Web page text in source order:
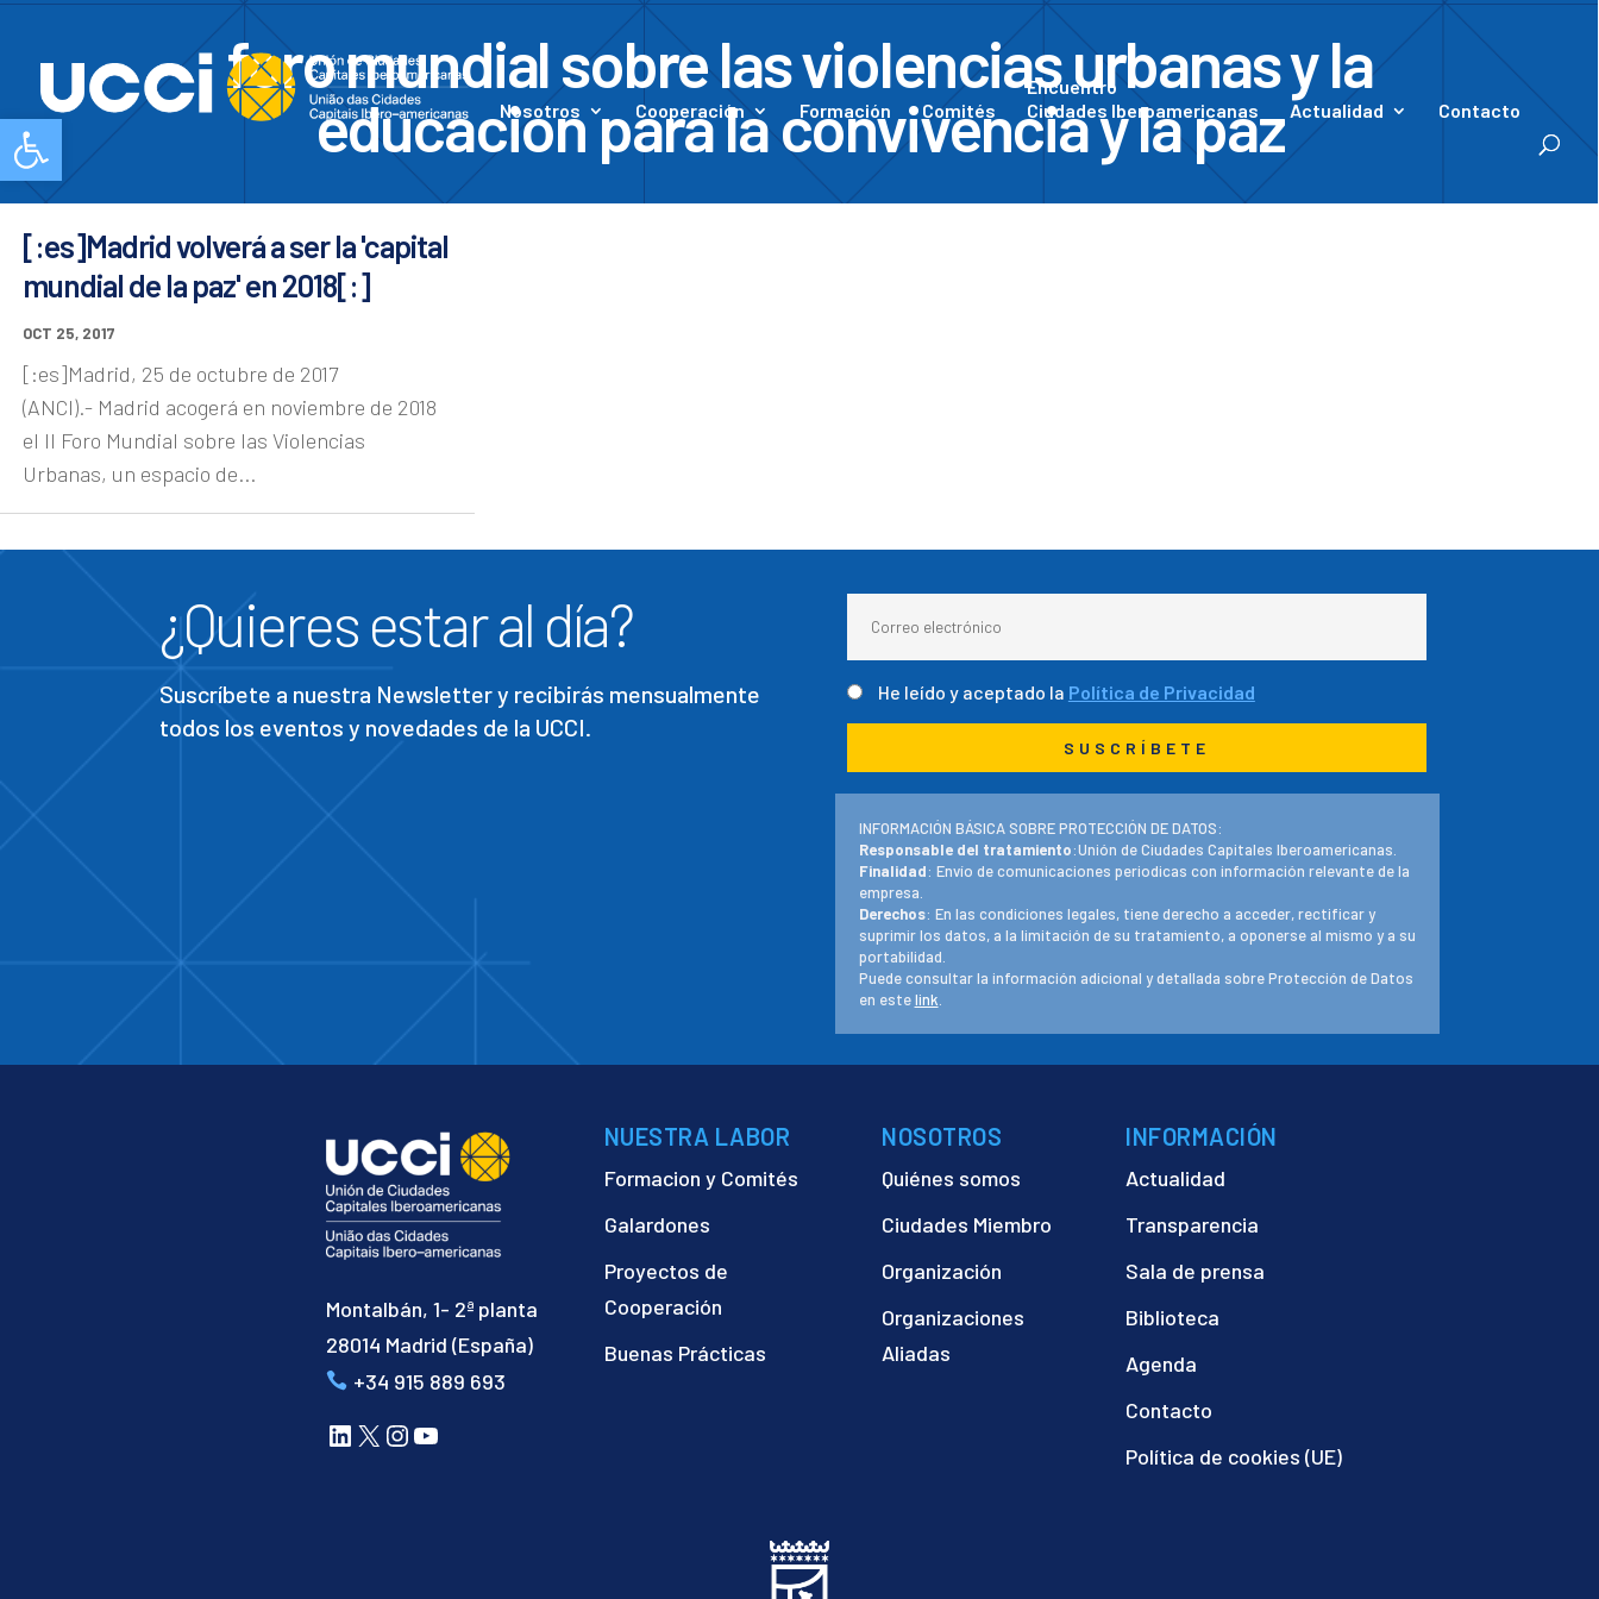
Abrir barra de herramientas Nosotros Cooperación Formación Comités
Encuentro
Ciudades Iberoamericanas
Actualidad Contacto
foro mundial sobre las violencias urbanas y la
educacion para la convivencia y la paz
[:es]Madrid volverá a ser la 'capital
mundial de la paz' en 2018[:]
OCT 25, 2017
[:es]Madrid, 25 de octubre de 2017
(ANCI).- Madrid acogerá en noviembre de 2018
el II Foro Mundial sobre las Violencias
Urbanas, un espacio de...
¿Quieres estar al día?
Suscríbete a nuestra Newsletter y recibirás mensualmente
todos los eventos y novedades de la UCCI.
He leído y aceptado la Política de Privacidad
INFORMACIÓN BÁSICA SOBRE PROTECCIÓN DE DATOS:
Responsable del tratamiento:Unión de Ciudades Capitales Iberoamericanas.
Finalidad: Envío de comunicaciones periodicas con información relevante de la
empresa.
Derechos: En las condiciones legales, tiene derecho a acceder, rectificar y
suprimir los datos, a la limitación de su tratamiento, a oponerse al mismo y a su
portabilidad.
Puede consultar la información adicional y detallada sobre Protección de Datos
en estelink
Montalbán, 1- 2ª planta
28014 Madrid (España)
+34 915 889 693
LinkedIn
X Instagram
YouTube
NUESTRA LABOR
Formacion y Comités
Galardones
Proyectos de
Cooperación
Buenas Prácticas
NOSOTROS
Quiénes somos
Ciudades Miembro
Organización
Organizaciones
Aliadas
INFORMACIÓN
Actualidad
Transparencia
Sala de prensa
Biblioteca
Agenda
Contacto
Política de cookies (UE)